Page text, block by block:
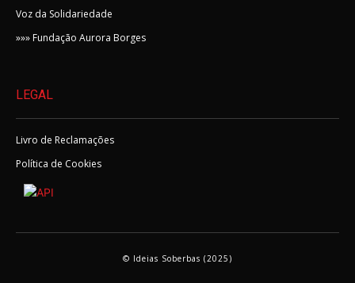
Voz da Solidariedade
»»» Fundação Aurora Borges
LEGAL
Livro de Reclamações
Política de Cookies
© Ideias Soberbas (2025)